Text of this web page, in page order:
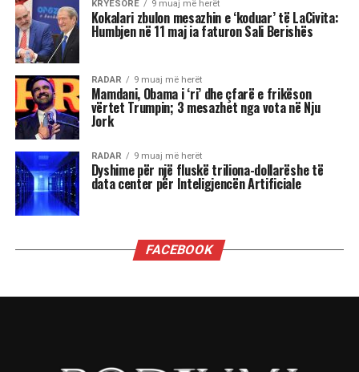
Tenda e madhe, kostoja e lartë e jetesës,
rregullat në ndryshim të lojës: në dritën e fitores
së Mamdanit, kryetarit të ri të bashkisë së Nju
Jorkut, Socialist Demokrat, dhe sukseseve të tjera
të Partisë Progresive në zgjedhjet e 4 nëntorit,
nga fitimi i posteve të guvernatorëve të
Virxhinias dhe Nju Xhersit deri te fitorja në
referendum në Kaliforni, këto tre fronte do të
jenë vendimtare, një vit nga tani, në zgjedhjet e
nga kontrolli i Kongresit.
Fitorja e madhe e Mamdanit, me mobilizimin e